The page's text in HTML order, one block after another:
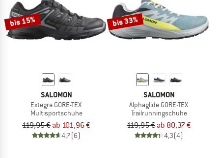
bis 15%
SALOMON
Extegra GORE-TEX
Multisportschuhe
119,95 € ab 101,96 €
4,7(6)
bis 33%
SALOMON
Alphaglide GORE-TEX
Trailrunningschuhe
119,95 € ab 80,37 €
4,3(4)